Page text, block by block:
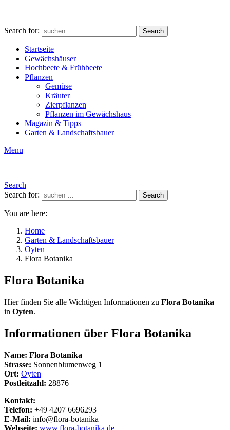
Search for: Search
Startseite
Gewächshäuser
Hochbeete & Frühbeete
Pflanzen
Gemüse
Kräuter
Zierpflanzen
Pflanzen im Gewächshaus
Magazin & Tipps
Garten & Landschaftsbauer
Menu
Search
Search for:
Search
You are here:
Home
Garten & Landschaftsbauer
Oyten
Flora Botanika
Flora Botanika
Hier finden Sie alle Wichtigen Informationen zu Flora Botanika –
in Oyten.
Informationen über Flora Botanika
Name: Flora Botanika
Strasse: Sonnenblumenweg 1
Ort: Oyten
Postleitzahl: 28876
Kontakt:
Telefon: +49 4207 6696293
E-Mail: info@flora-botanika
Webseite: www.flora-botanika.de